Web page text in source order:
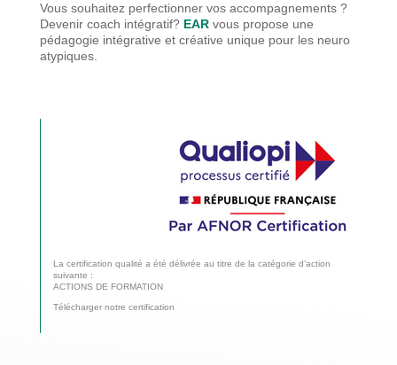
Vous souhaitez perfectionner vos accompagnements ?
Devenir coach intégratif? EAR vous propose une
pédagogie intégrative et créative unique pour les neuro
atypiques.
La certification qualité a été délivrée au titre de la catégorie d’action
suivante :
ACTIONS DE FORMATION
Télécharger notre certification